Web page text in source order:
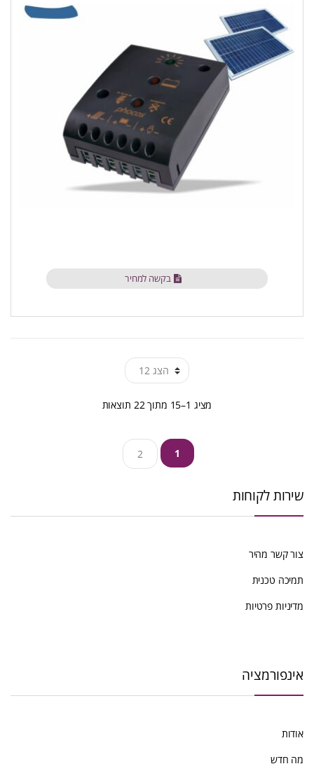
בקשה למחיר
מציג 1–15 מתוך 22 תוצאות ממוין
1
2
שירות לקוחות
צור קשר מהיר
תמיכה טכנית
מדיניות פרטיות
אינפורמציה
אודות
מה חדש